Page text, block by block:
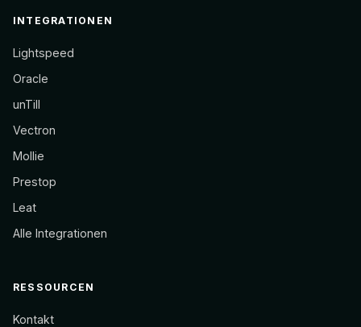
INTEGRATIONEN
Lightspeed
Oracle
unTill
Vectron
Mollie
Prestop
Leat
Alle Integrationen
RESSOURCEN
Kontakt